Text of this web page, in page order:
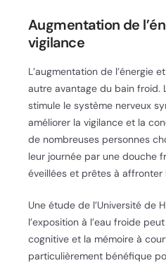
Augmentation de
vigilance
L’augmentation de l’énergie
autre avantage du bain froid.
stimule le système nerveux
améliorer la vigilance et la
de nombreuses personnes
leur journée par une douche
éveillées et prêtes à
Une étude de l’Université de
l’exposition à l’eau froide
cognitive et la mémoire à
particulièrement bénéfique